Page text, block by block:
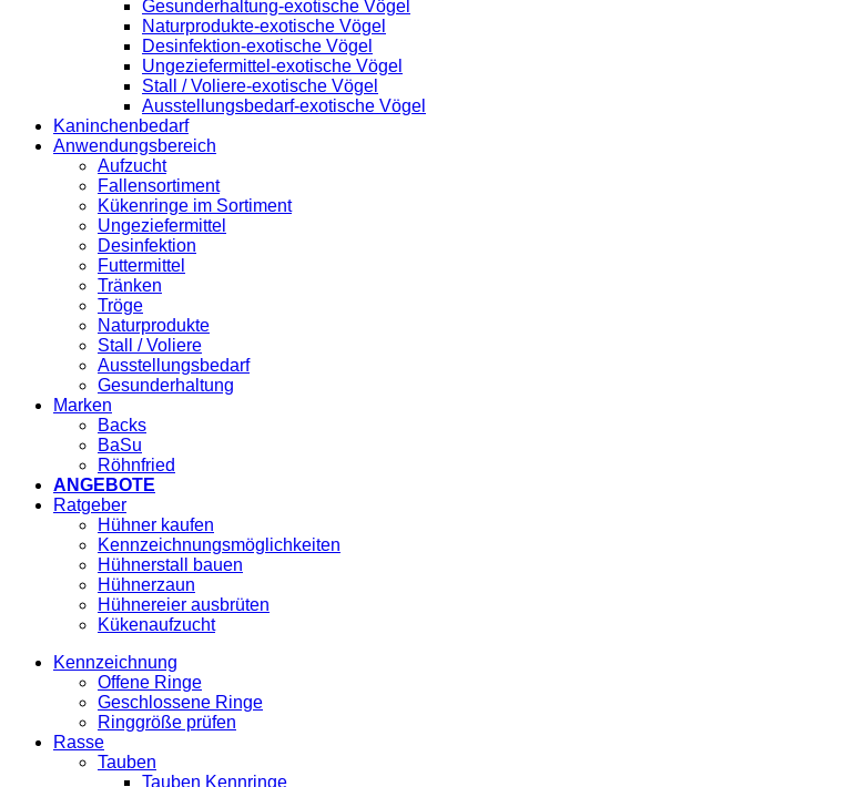
Gesunderhaltung-exotische Vögel
Naturprodukte-exotische Vögel
Desinfektion-exotische Vögel
Ungeziefermittel-exotische Vögel
Stall / Voliere-exotische Vögel
Ausstellungsbedarf-exotische Vögel
Kaninchenbedarf
Anwendungsbereich
Aufzucht
Fallensortiment
Kükenringe im Sortiment
Ungeziefermittel
Desinfektion
Futtermittel
Tränken
Tröge
Naturprodukte
Stall / Voliere
Ausstellungsbedarf
Gesunderhaltung
Marken
Backs
BaSu
Röhnfried
ANGEBOTE
Ratgeber
Hühner kaufen
Kennzeichnungsmöglichkeiten
Hühnerstall bauen
Hühnerzaun
Hühnereier ausbrüten
Kükenaufzucht
Kennzeichnung
Offene Ringe
Geschlossene Ringe
Ringgröße prüfen
Rasse
Tauben
Tauben Kennringe